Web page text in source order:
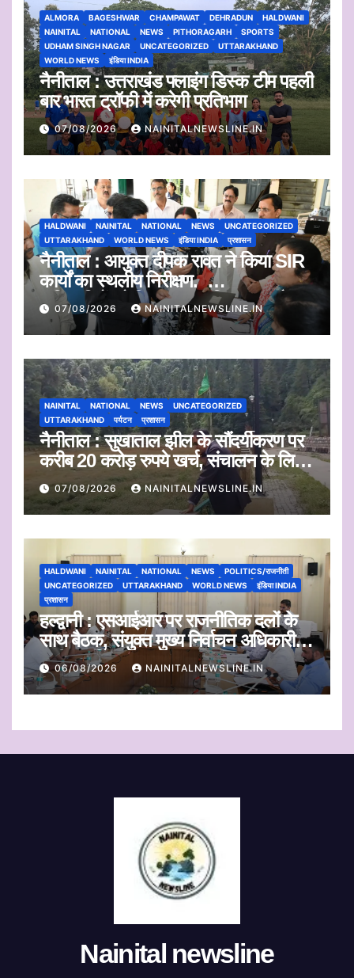
ALMORA BAGESHWAR CHAMPAWAT DEHRADUN
HALDWANI
NAINITAL
NATIONAL NEWS PITHORAGARH
SPORTS
UDHAM SINGH NAGAR
UNCATEGORIZED
UTTARAKHAND
WORLD NEWS
इंडिया INDIA
नैनीताल : उत्तराखंड फ्लाइंग डिस्क टीम पहली
बार भारत ट्रॉफी में करेगी प्रतिभाग
07/08/2026 NAINITALNEWSLINE.IN
HALDWANI NAINITAL NATIONAL NEWS
UNCATEGORIZED
UTTARAKHAND
WORLD NEWS इंडिया INDIA प्रशासन
नैनीताल : आयुक्त दीपक रावत ने किया SIR
कार्यों का स्थलीय निरीक्षण.
अधिकारियों को दिए समयबद्ध निस्तारण और
पारदर्शिता के निर्देश
07/08/2026 NAINITALNEWSLINE.IN
NAINITAL NATIONAL NEWS
UNCATEGORIZED
UTTARAKHAND
पर्यटन प्रशासन
नैनीताल : सुखाताल झील के सौंदर्यीकरण पर
करीब 20 करोड़ रुपये खर्च, संचालन के लिए
संस्था का चयन जल्द
07/08/2026 NAINITALNEWSLINE.IN
HALDWANI NAINITAL NATIONAL NEWS
POLITICS/राजनीती
UNCATEGORIZED
UTTARAKHAND WORLD NEWS
इंडिया INDIA
प्रशासन
हल्द्वानी : एसआईआर पर राजनीतिक दलों के
साथ बैठक, संयुक्त मुख्य निर्वाचन अधिकारी ने
सुनी आपत्तियां
06/08/2026 NAINITALNEWSLINE.IN
Nainital newsline